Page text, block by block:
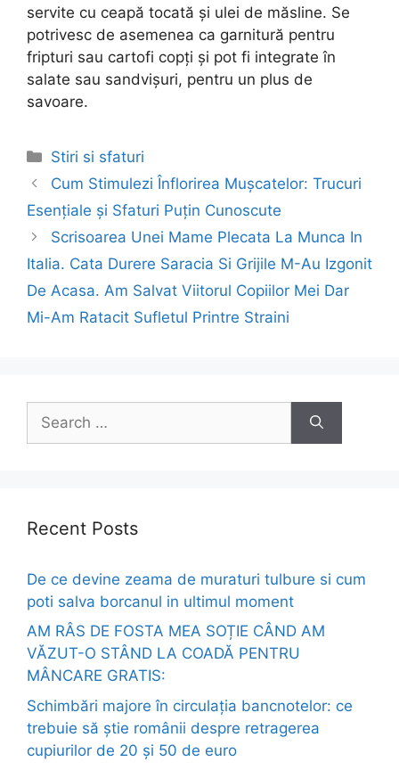
servite cu ceapă tocată și ulei de măsline. Se
potrivesc de asemenea ca garnitură pentru
fripturi sau cartofi copți și pot fi integrate în
salate sau sandvișuri, pentru un plus de
savoare.
Categories
Stiri si sfaturi
Post
navigation
Cum Stimulezi Înflorirea Mușcatelor: Trucuri
Esențiale și Sfaturi Puțin Cunoscute
Scrisoarea Unei Mame Plecata La Munca In
Italia. Cata Durere Saracia Si Grijile M-Au Izgonit
De Acasa. Am Salvat Viitorul Copiilor Mei Dar
Mi-Am Ratacit Sufletul Printre Straini
for:
Recent Posts
De ce devine zeama de muraturi tulbure si cum
poti salva borcanul in ultimul moment
AM RÂS DE FOSTA MEA SOȚIE CÂND AM
VĂZUT-O STÂND LA COADĂ PENTRU
MÂNCARE GRATIS:
Schimbări majore în circulația bancnotelor: ce
trebuie să știe românii despre retragerea
cupiurilor de 20 și 50 de euro